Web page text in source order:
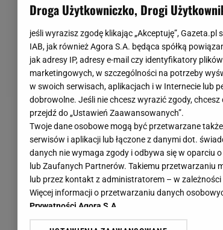
Droga Użytkowniczko, Drogi
jeśli wyrazisz zgodę klikając „Akceptuję”,
IAB, jak również Agora S.A. będąca spółką
jak adresy IP, adresy e-mail czy identyfikatory
marketingowych, w szczególności na potrzeby
w swoich serwisach, aplikacjach i w Internecie lub
dobrowolne. Jeśli nie chcesz wyrazić zgody,
przejdź do „Ustawień Zaawansowanych”.
Twoje dane osobowe mogą być przetwarzane
serwisów i aplikacji lub łączone z danymi dot.
danych nie wymaga zgody i odbywa się w oparciu
lub Zaufanych Partnerów. Takiemu przetwarzaniu
lub przez kontakt z administratorem – w
Więcej informacji o przetwarzaniu danych
Prywatności Agora S.A.